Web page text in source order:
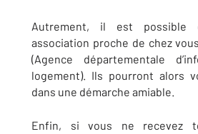
Autrement, il est possible
association proche de chez
(Agence départementale
logement). Ils pourront alors
dans une démarche amiable.
Enfin, si vous ne recevez